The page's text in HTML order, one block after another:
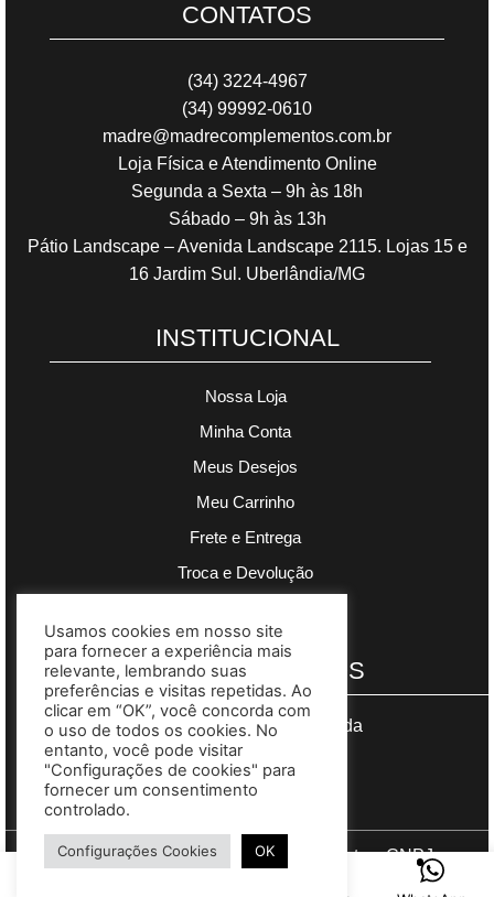
CONTATOS
(34) 3224-4967
(34) 99992-0610
madre@madrecomplementos.com.br
Loja Física e Atendimento Online
Segunda a Sexta – 9h às 18h
Sábado – 9h às 13h
Pátio Landscape – Avenida Landscape 2115. Lojas 15 e
16 Jardim Sul. Uberlândia/MG
INSTITUCIONAL
Nossa Loja
Minha Conta
Meus Desejos
Meu Carrinho
Frete e Entrega
Troca e Devolução
PAGAMENTOS
Segurança garantida
Copyright © 2023 Madre Complementos. CNPJ
Gomes Web
Usamos cookies em nosso site
para fornecer a experiência mais
relevante, lembrando suas
preferências e visitas repetidas. Ao
clicar em “OK”, você concorda com
o uso de todos os cookies. No
entanto, você pode visitar
"Configurações de cookies" para
fornecer um consentimento
controlado.
Configurações Cookies OK